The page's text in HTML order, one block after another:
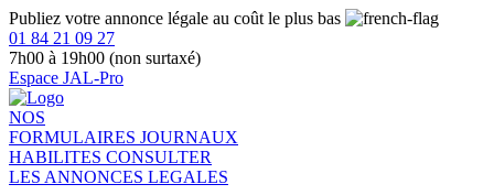
Publiez votre annonce légale au coût le plus bas
01 84 21 09 27
7h00 à 19h00 (non surtaxé)
Espace JAL-Pro
NOS
FORMULAIRES JOURNAUX
HABILITES CONSULTER
LES ANNONCES LEGALES